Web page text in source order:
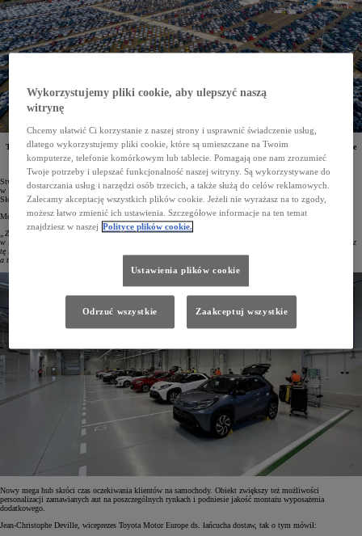
Toyota Motor Europe (TME) otwiera w czeskim Kolinie swój pierwszy mega hub. Ułatwi on operacje
logistyczne koncernu w Europie Środkowej, a także skróci czas oczekiwania europejskich klientów
na zamówione auta marki Toyota i Lexus. Inwestycja ta kosztowała 17 mln euro.
Stworzony przez Toyota Motor Europe w czeskim Kolinie mega hub to największy tego typu obiekt Toyoty
w Europie. Nowe centrum logistyczne będzie dostarczać samochody do Austrii, Czech, Niemiec, Polski,
Słowacji i Węgier. Rocznie będzie w stanie obsłużyć nawet 350 000 aut.
Mówiąc o tej inwestycji, dr Robert Kiml, prezes Toyota Motor Manufacturing Czech Republic, podkreślił:
„Zainwestowaliśmy w Czechach 17 mln euro. Ten strategiczny ruch nie tylko wzmacnia obecność Toyoty
w Europie Środkowej, ale także pokazuje, że jesteśmy pewni potencjału, jakim dysponuje ten region. Poprzez
tę inwestycję wspieramy innowacyjność, efektywność i zrównoważony rozwój, na czym skorzystają klienci,
a także lokalna gospodarka”.
Nowy mega hub skróci czas oczekiwania klientów na samochody. Obiekt zwiększy też możliwości
personalizacji zamawianych aut na poszczególnych rynkach i podniesie jakość montażu wyposażenia
dodatkowego.
Jean-Christophe Deville, wiceprezes Toyota Motor Europe ds. łańcucha dostaw, tak o tym mówił:
Wykorzystujemy pliki cookie, aby ulepszyć naszą
witrynę
Chcemy ułatwić Ci korzystanie z naszej strony i usprawnić świadczenie usług,
dlatego wykorzystujemy pliki cookie, które są umieszczane na Twoim
komputerze, telefonie komórkowym lub tablecie. Pomagają one nam zrozumieć
Twoje potrzeby i ulepszać funkcjonalność naszej witryny. Są wykorzystywane do
dostarczania usług i narzędzi osób trzecich, a także służą do celów reklamowych.
Zalecamy akceptację wszystkich plików cookie. Jeżeli nie wyrażasz na to zgody,
możesz łatwo zmienić ich ustawienia. Szczegółowe informacje na ten temat
znajdziesz w naszej Polityce plików cookie.
Ustawienia plików cookie
Odrzuć wszystkie Zaakceptuj wszystkie